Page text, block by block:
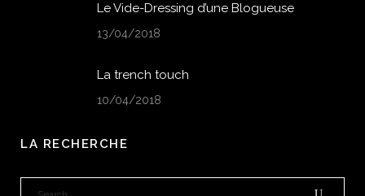
Le Vide-Dressing d’une Blogueuse
13/04/2018
La trench touch
10/04/2018
LA RECHERCHE